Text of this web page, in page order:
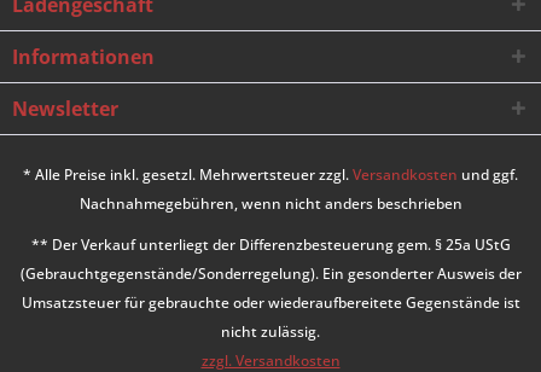
Informationen
Newsletter
* Alle Preise inkl. gesetzl. Mehrwertsteuer zzgl.Versandkosten und ggf.
Nachnahmegebühren, wenn nicht anders beschrieben
** Der Verkauf unterliegt der Differenzbesteuerung gem. § 25a UStG
(Gebrauchtgegenstände/Sonderregelung). Ein gesonderter Ausweis der
Umsatzsteuer für gebrauchte oder wiederaufbereitete Gegenstände ist
nicht zulässig.
zzgl. Versandkosten